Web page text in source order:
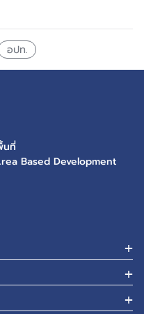
อปท.
นที่
Based Development